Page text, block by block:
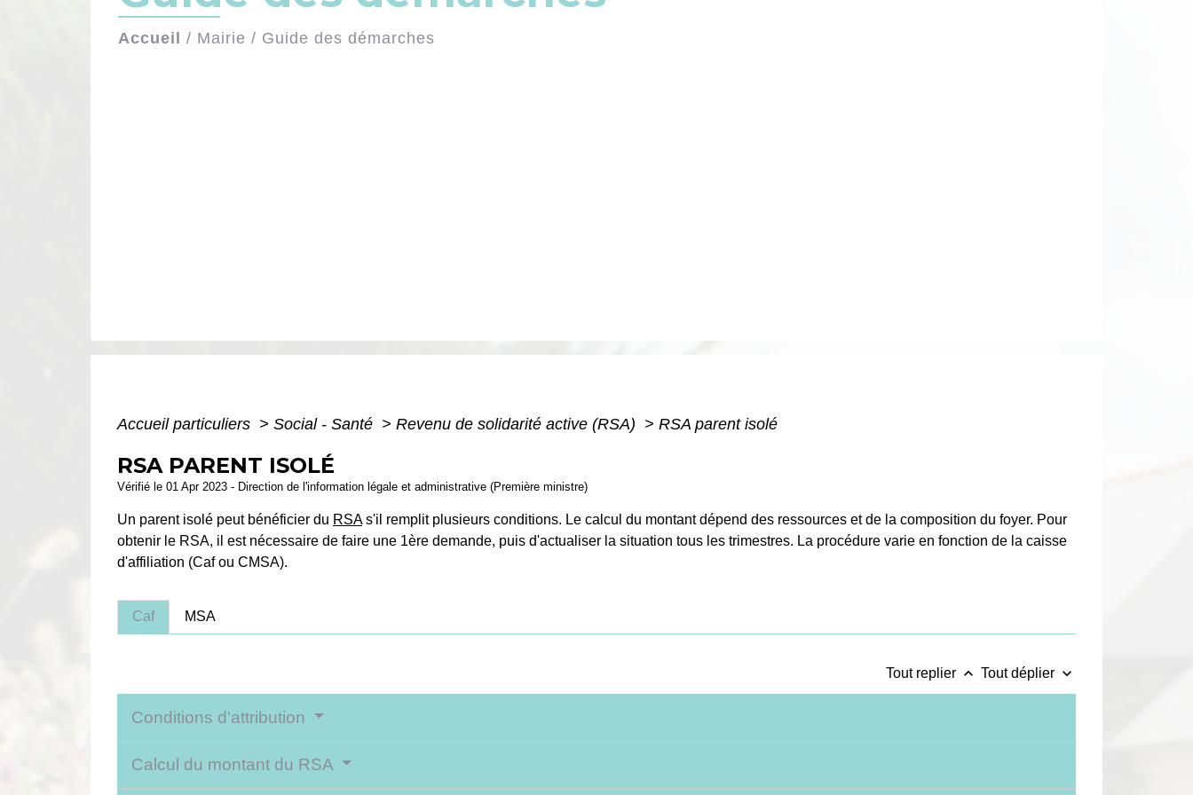
Accueil / Mairie / Guide des démarches
Accueil particuliers > Social - Santé > Revenu de solidarité active (RSA) > RSA parent isolé
RSA PARENT ISOLÉ
Vérifié le 01 Apr 2023 - Direction de l'information légale et administrative (Première ministre)
Un parent isolé peut bénéficier du RSAs'il remplit plusieurs conditions. Le calcul du montant dépend des ressources et de la composition du foyer. Pour
obtenir le RSA, il est nécessaire de faire une 1ère demande, puis d'actualiser la situation tous les trimestres. La procédure varie en fonction de la caisse
d'affiliation (Caf ou CMSA).
Caf MSA
Tout replier keyboard_arrow_up Tout déplier keyboard_arrow_down
Conditions d'attribution
Calcul du montant du RSA